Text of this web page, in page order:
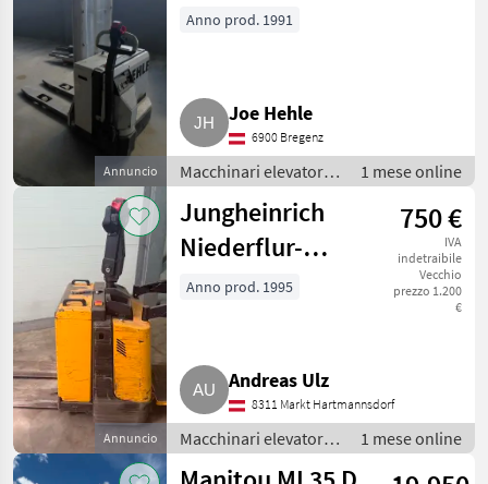
Annuncio
Anno prod. 1991
Joe Hehle
6900 Bregenz
Macchinari elevatori e
per magazzino /
Carrello elevatore
1 mese online
Annuncio
Jungheinrich
Niederflur-
Hubwagen
750 €
IVA
indetraibile
Vecchio
prezzo 1.200
€
Anno prod. 1995
Andreas Ulz
8311 Markt Hartmannsdorf
Macchinari elevatori e
per magazzino /
1 mese online